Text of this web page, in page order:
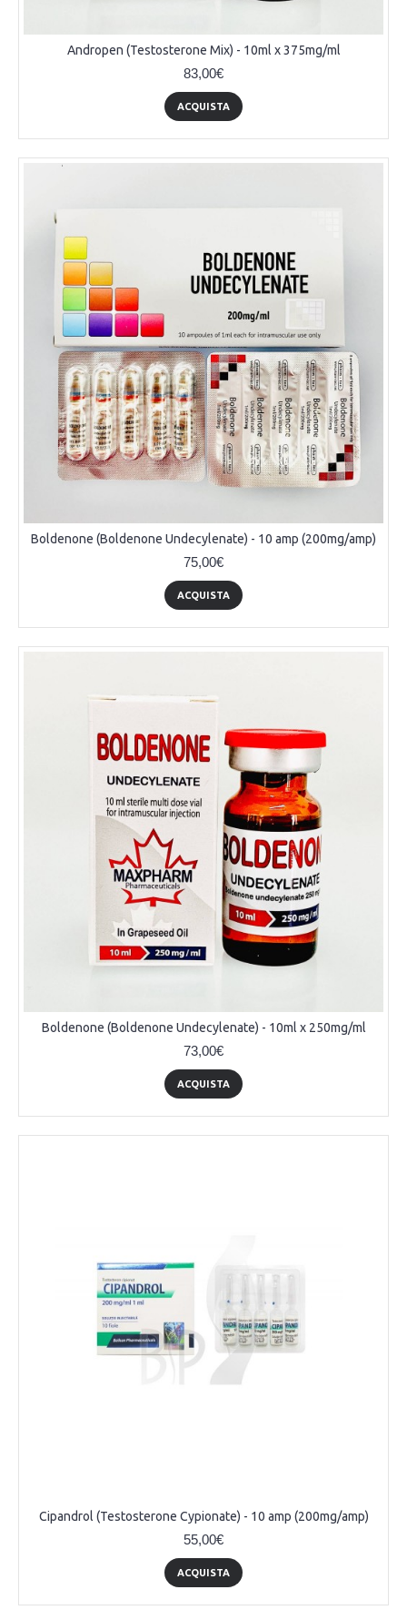
Andropen (Testosterone Mix) - 10ml x 375mg/ml
83,00€
ACQUISTA
Boldenone (Boldenone Undecylenate) - 10 amp (200mg/amp)
75,00€
ACQUISTA
Boldenone (Boldenone Undecylenate) - 10ml x 250mg/ml
73,00€
ACQUISTA
Cipandrol (Testosterone Cypionate) - 10 amp (200mg/amp)
55,00€
ACQUISTA